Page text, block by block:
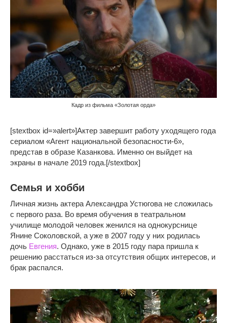
Кадр из фильма «Золотая орда»
[stextbox id=»alert»]Актер завершит работу уходящего года
сериалом «Агент национальной безопасности-6»,
представ в образе Казанкова. Именно он выйдет на
экраны в начале 2019 года.[/stextbox]
Семья и хобби
Личная жизнь актера Александра Устюгова не сложилась
с первого раза. Во время обучения в театральном
училище молодой человек женился на однокурснице
Янине Соколовской, а уже в 2007 году у них родилась
дочь Евгения. Однако, уже в 2015 году пара пришла к
решению расстаться из-за отсутствия общих интересов, и
брак распался.